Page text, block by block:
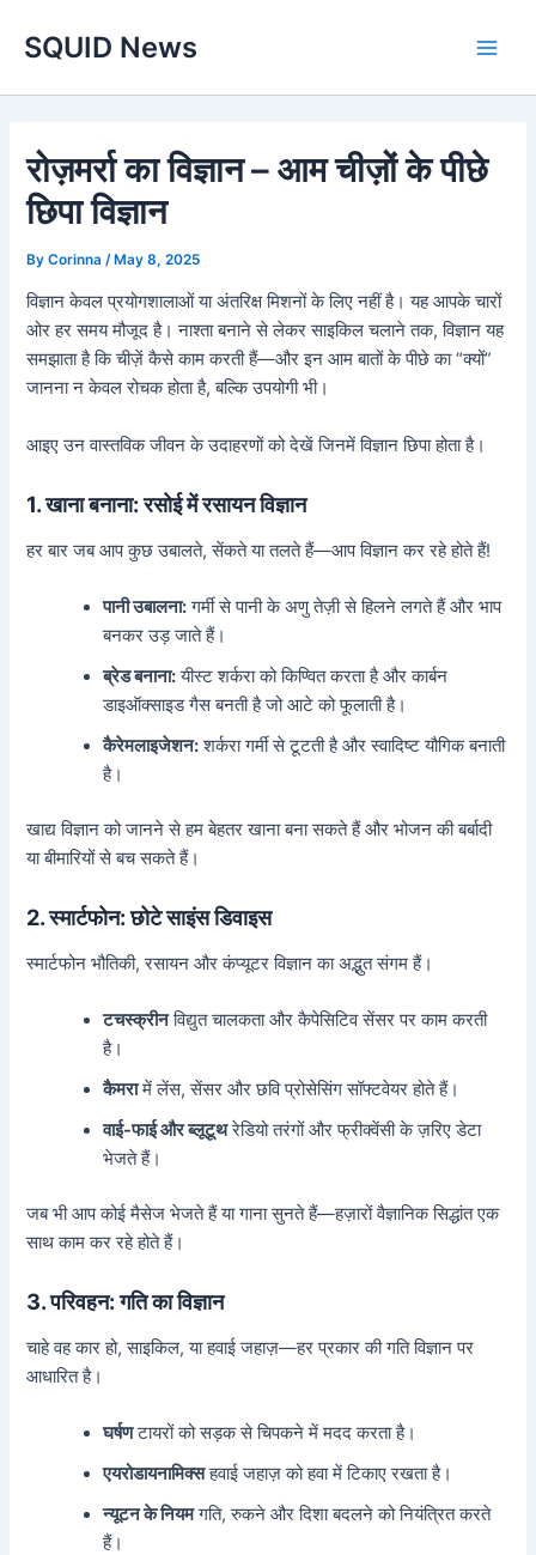
SQUID News
रोज़मर्रा का विज्ञान – आम चीज़ों के पीछे
छिपा विज्ञान
ByCorinna /May 8, 2025
विज्ञान केवल प्रयोगशालाओं या अंतरिक्ष मिशनों के लिए नहीं है। यह आपके चारों
ओर हर समय मौजूद है। नाश्ता बनाने से लेकर साइकिल चलाने तक, विज्ञान यह
समझाता है कि चीज़ें कैसे काम करती हैं—और इन आम बातों के पीछे का “क्यों”
जानना न केवल रोचक होता है, बल्कि उपयोगी भी।
आइए उन वास्तविक जीवन के उदाहरणों को देखें जिनमें विज्ञान छिपा होता है।
1. खाना बनाना: रसोई में रसायन विज्ञान
हर बार जब आप कुछ उबालते, सेंकते या तलते हैं—आप विज्ञान कर रहे होते हैं!
पानी उबालना:गर्मी से पानी के अणु तेज़ी से हिलने लगते हैं और भाप
बनकर उड़ जाते हैं।
ब्रेड बनाना:यीस्ट शर्करा को किण्वित करता है और कार्बन
डाइऑक्साइड गैस बनती है जो आटे को फूलाती है।
कैरेमलाइजेशन:शर्करा गर्मी से टूटती है और स्वादिष्ट यौगिक बनाती
है।
खाद्य विज्ञान को जानने से हम बेहतर खाना बना सकते हैं और भोजन की बर्बादी
या बीमारियों से बच सकते हैं।
2. स्मार्टफोन: छोटे साइंस डिवाइस
स्मार्टफोन भौतिकी, रसायन और कंप्यूटर विज्ञान का अद्भुत संगम हैं।
टचस्क्रीनविद्युत चालकता और कैपेसिटिव सेंसर पर काम करती
है।
कैमरामें लेंस, सेंसर और छवि प्रोसेसिंग सॉफ्टवेयर होते हैं।
वाई-फाई और ब्लूटूथरेडियो तरंगों और फ्रीक्वेंसी के ज़रिए डेटा
भेजते हैं।
जब भी आप कोई मैसेज भेजते हैं या गाना सुनते हैं—हज़ारों वैज्ञानिक सिद्धांत एक
साथ काम कर रहे होते हैं।
3. परिवहन: गति का विज्ञान
चाहे वह कार हो, साइकिल, या हवाई जहाज़—हर प्रकार की गति विज्ञान पर
आधारित है।
घर्षणटायरों को सड़क से चिपकने में मदद करता है।
एयरोडायनामिक्सहवाई जहाज़ को हवा में टिकाए रखता है।
न्यूटन के नियमगति, रुकने और दिशा बदलने को नियंत्रित करते
हैं।